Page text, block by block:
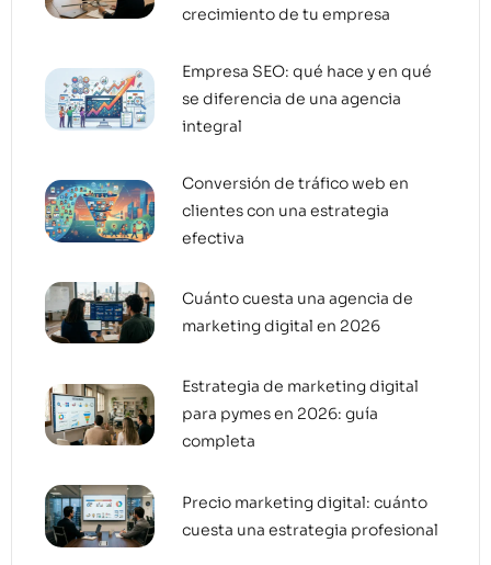
crecimiento de tu empresa
Empresa SEO: qué hace y en qué
se diferencia de una agencia
integral
Conversión de tráfico web en
clientes con una estrategia
efectiva
Cuánto cuesta una agencia de
marketing digital en 2026
Estrategia de marketing digital
para pymes en 2026: guía
completa
Precio marketing digital: cuánto
cuesta una estrategia profesional